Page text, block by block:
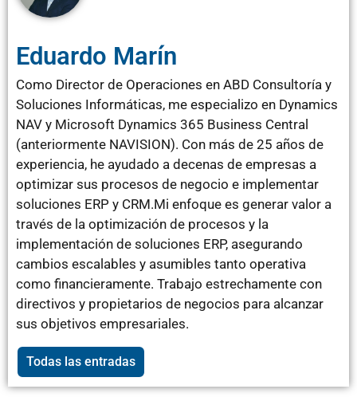
Eduardo Marín
Como Director de Operaciones en ABD Consultoría y
Soluciones Informáticas, me especializo en Dynamics
NAV y Microsoft Dynamics 365 Business Central
(anteriormente NAVISION). Con más de 25 años de
experiencia, he ayudado a decenas de empresas a
optimizar sus procesos de negocio e implementar
soluciones ERP y CRM.Mi enfoque es generar valor a
través de la optimización de procesos y la
implementación de soluciones ERP, asegurando
cambios escalables y asumibles tanto operativa
como financieramente. Trabajo estrechamente con
directivos y propietarios de negocios para alcanzar
sus objetivos empresariales.
Todas las entradas